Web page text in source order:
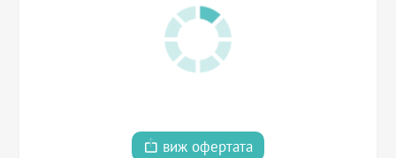
виж офертата